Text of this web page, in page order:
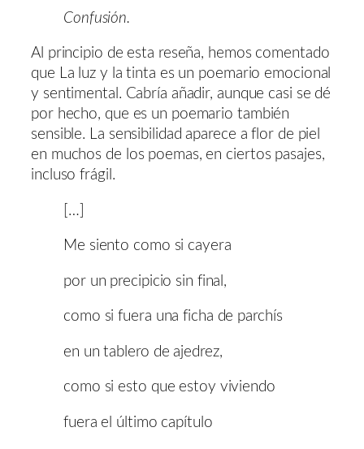
Confusión.
Al principio de esta reseña, hemos comentado
que La luz y la tinta es un poemario emocional
y sentimental. Cabría añadir, aunque casi se dé
por hecho, que es un poemario también
sensible. La sensibilidad aparece a flor de piel
en muchos de los poemas, en ciertos pasajes,
incluso frágil.
[…]
Me siento como si cayera
por un precipicio sin final,
como si fuera una ficha de parchís
en un tablero de ajedrez,
como si esto que estoy viviendo
fuera el último capítulo